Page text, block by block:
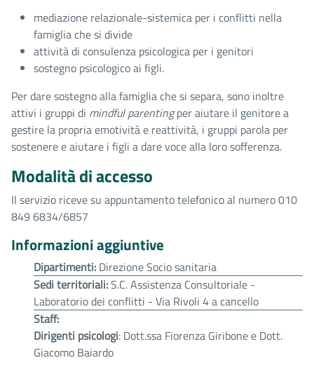
mediazione relazionale-sistemica per i conflitti nella
famiglia che si divide
attività di consulenza psicologica per i genitori
sostegno psicologico ai figli.
Per dare sostegno alla famiglia che si separa, sono inoltre
attivi i gruppi di mindful parentingper aiutare il genitore a
gestire la propria emotività e reattività, i gruppi parola per
sostenere e aiutare i figli a dare voce alla loro sofferenza.
Modalità di accesso
Il servizio riceve su appuntamento telefonico al numero 010
849 6834/6857
Informazioni aggiuntive
Dipartimenti: Direzione Socio sanitaria
Sedi territoriali:S.C. Assistenza Consultoriale -
Laboratorio dei conflitti - Via Rivoli 4 a cancello
Staff:
Dirigenti psicologi: Dott.ssa Fiorenza Giribone e Dott.
Giacomo Baiardo